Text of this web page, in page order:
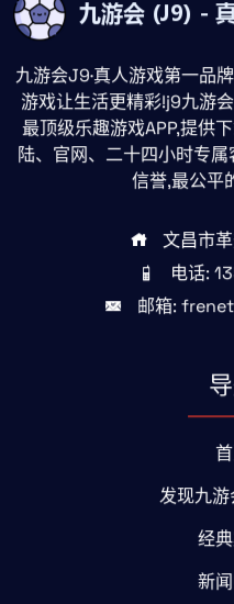
九游会J9·真人游戏第一品
游戏让生活更精彩!j9九游
最顶级乐趣游戏APP,提供
陆、官网、二十四小时专
信誉,最公平
文昌市
电话:
邮箱:
发现九游
经
新